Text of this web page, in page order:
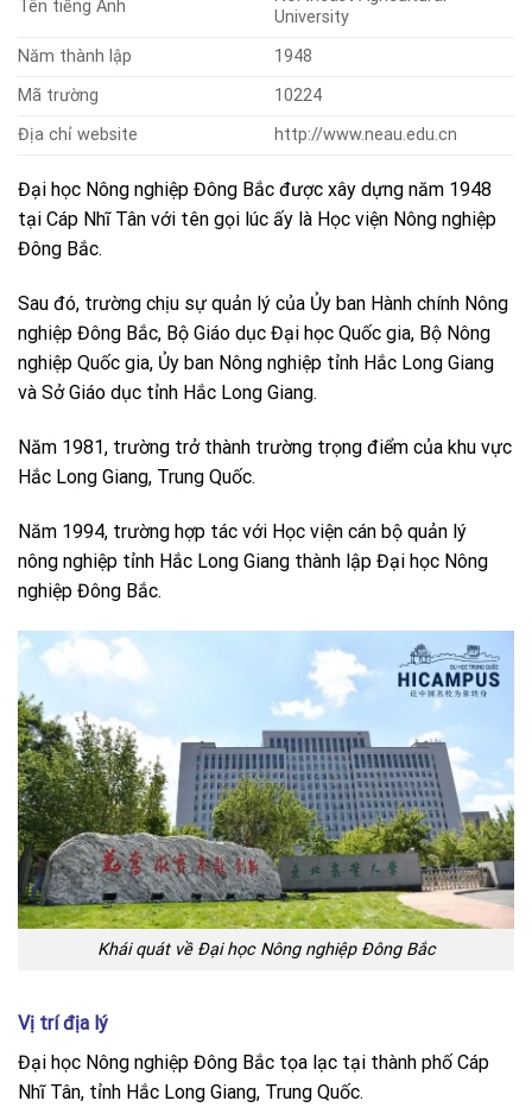
Tên tiếng Anh
University
Năm thành lập
1948
Mã trường
10224
Địa chỉ website
http://www.neau.edu.cn
Đại học Nông nghiệp Đông Bắc được xây dựng năm 1948
tại Cáp Nhĩ Tân với tên gọi lúc ấy là Học viện Nông nghiệp
Đông Bắc.
Sau đó, trường chịu sự quản lý của Ủy ban Hành chính Nông
nghiệp Đông Bắc, Bộ Giáo dục Đại học Quốc gia, Bộ Nông
nghiệp Quốc gia, Ủy ban Nông nghiệp tỉnh Hắc Long Giang
và Sở Giáo dục tỉnh Hắc Long Giang.
Năm 1981, trường trở thành trường trọng điểm của khu vực
Hắc Long Giang, Trung Quốc.
Năm 1994, trường hợp tác với Học viện cán bộ quản lý
nông nghiệp tỉnh Hắc Long Giang thành lập Đại học Nông
nghiệp Đông Bắc.
Khái quát về Đại học Nông nghiệp Đông Bắc
Vị trí địa lý
Đại học Nông nghiệp Đông Bắc tọa lạc tại thành phố Cáp
Nhĩ Tân, tỉnh Hắc Long Giang, Trung Quốc.